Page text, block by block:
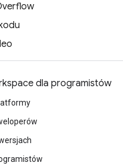
dla programistów